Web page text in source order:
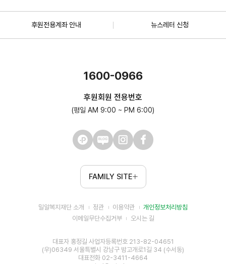
후원전용계좌 안내 뉴스레터 신청
1600-0966
후원회원 전용번호
(평일 AM 9:00 ~ PM 6:00)
FAMILY SITE
밀알복지재단 소개 정관 이용약관
개인정보처리방침
이메일무단수집거부
오시는 길
대표자 홍정길 사업자등록번호 213-82-04651
(우)06349 서울특별시 강남구 밤고개로1길 34 (수서동)
대표전화 02-3411-4664